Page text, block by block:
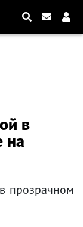
в
на
прозрачном